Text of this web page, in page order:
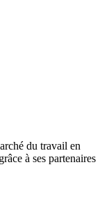
du travail en
à ses partenaires